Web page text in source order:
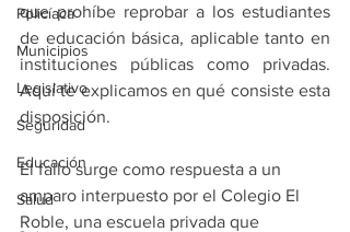
Policíaca
Municipios
Legislativo
Seguridad
Educación
Salud
que prohíbe reprobar a los estudiantes
de educación básica, aplicable tanto en
instituciones públicas como privadas.
Aquí te explicamos en qué consiste esta
disposición.
El fallo surge como respuesta a un
amparo interpuesto por el Colegio El
Roble, una escuela privada que